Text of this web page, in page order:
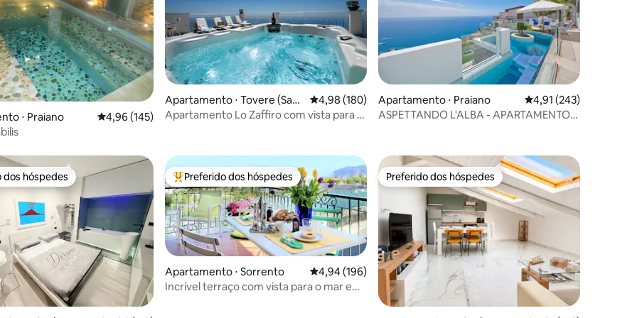
de 5, 161 avaliações
⋅ Praiano 4,96 de uma avaliação média de 5, 145 avaliações
4,96 (145)
Apartamento ⋅ Tovere (San
Pietro)
4,98 de uma avaliação média de 5, 180 avaliações
4,98 (180)
Apartamento Lo Zaffiro com vista para o
Apartamento ⋅ Praiano 4,91 de uma avaliação
4,91 (243)
ASPETTANDO L'ALBA - APARTAMENTO
de 5, 177 avaliações
dos hóspedes
dos hóspedes Entre os melhores preferidos dos hóspedes
Preferido dos hóspedes
Apartamento ⋅ Sorrento 4,94 de uma avaliação média de 5, 196 avaliações
4,94 (196)
Incrível terraço com vista para o mar em
Preferido dos hóspedes
Preferido dos hóspedes